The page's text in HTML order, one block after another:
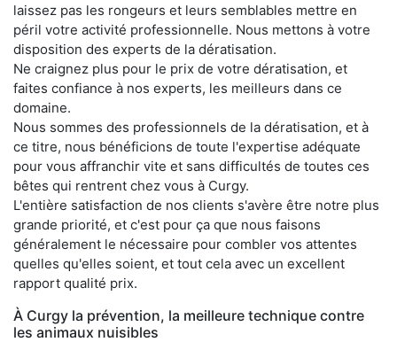
laissez pas les rongeurs et leurs semblables mettre en
péril votre activité professionnelle. Nous mettons à votre
disposition des experts de la dératisation.
Ne craignez plus pour le prix de votre dératisation, et
faites confiance à nos experts, les meilleurs dans ce
domaine.
Nous sommes des professionnels de la dératisation, et à
ce titre, nous bénéficions de toute l'expertise adéquate
pour vous affranchir vite et sans difficultés de toutes ces
bêtes qui rentrent chez vous à Curgy.
L'entière satisfaction de nos clients s'avère être notre plus
grande priorité, et c'est pour ça que nous faisons
généralement le nécessaire pour combler vos attentes
quelles qu'elles soient, et tout cela avec un excellent
rapport qualité prix.
À Curgy la prévention, la meilleure technique contre
les animaux nuisibles